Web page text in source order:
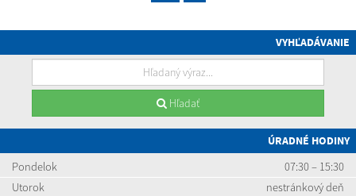
VYHĽADÁVANIE
Hľadať
ÚRADNÉ HODINY
Pondelok
07:30 – 15:30
Utorok
nestránkový deň